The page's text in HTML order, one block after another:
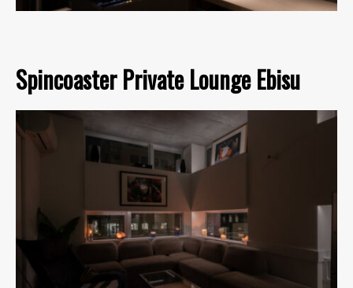
Spincoaster Private Lounge Ebisu